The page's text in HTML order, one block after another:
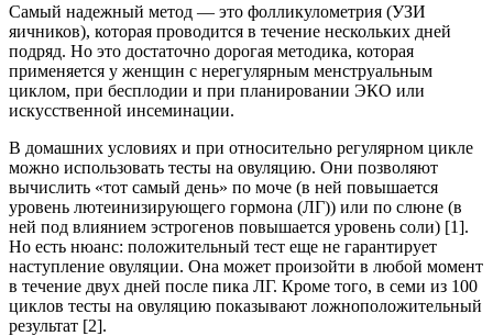
Самый надежный метод — это фолликулометрия (УЗИ
яичников), которая проводится в течение нескольких дней
подряд. Но это достаточно дорогая методика, которая
применяется у женщин с нерегулярным менструальным
циклом, при бесплодии и при планировании ЭКО или
искусственной инсеминации.
В домашних условиях и при относительно регулярном цикле
можно использовать тесты на овуляцию. Они позволяют
вычислить «тот самый день» по моче (в ней повышается
уровень лютеинизирующего гормона (ЛГ)) или по слюне (в
ней под влиянием эстрогенов повышается уровень соли) [1].
Но есть нюанс: положительный тест еще не гарантирует
наступление овуляции. Она может произойти в любой момент
в течение двух дней после пика ЛГ. Кроме того, в семи из 100
циклов тесты на овуляцию показывают ложноположительный
результат [2].